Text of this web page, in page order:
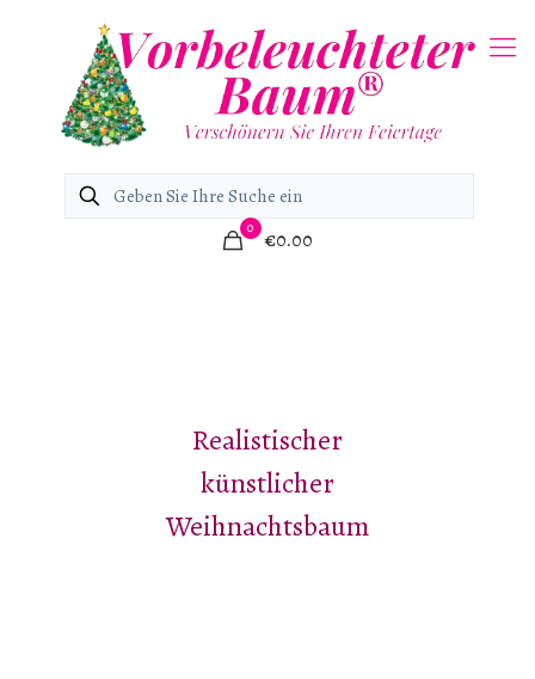
0 €0.00
Realistischer
künstlicher
Weihnachtsbaum